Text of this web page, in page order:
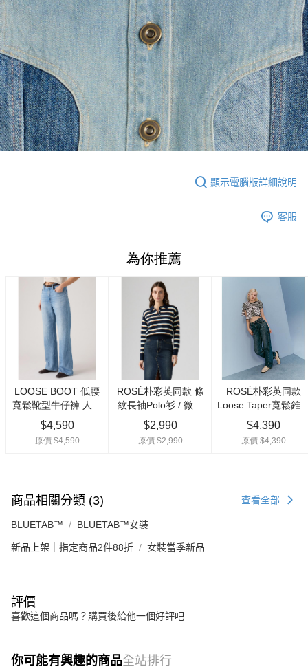
顯示電腦版詳細說明
客服
商品相關分類 (3) 查看全部
BLUETAB™ BLUETAB™女裝
新品上架｜指定商品2件88折 女裝當季新品
評價
喜歡這個商品嗎？購買後給他一個好評吧
你可能有興趣的商品全站排行